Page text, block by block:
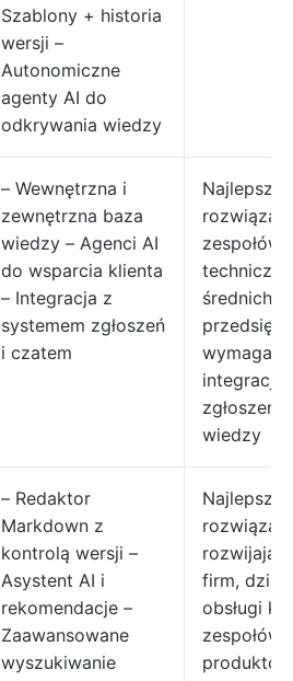
Szablony + historia
wersji –
Autonomiczne
agenty AI do
odkrywania wiedzy
– Wewnętrzna i
zewnętrzna baza
wiedzy – Agenci AI
do wsparcia klienta
– Integracja z
systemem zgłoszeń
i czatem
Najlepsze
zespołów
średnich i
integracji
zgłoszeń
wiedzy
– Redaktor
Markdown z
kontrolą wersji –
Asystent AI i
rekomendacje –
Zaawansowane
wyszukiwanie
Najlepsze
firm,
obsługi
zespołów